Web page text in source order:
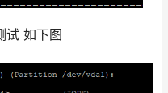
试 如下图